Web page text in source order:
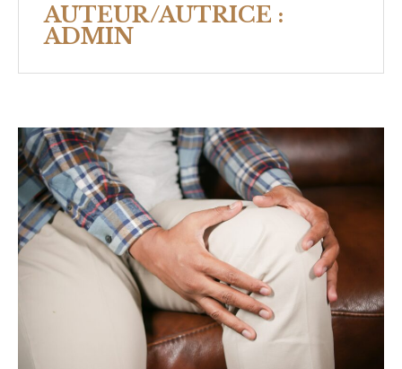
AUTEUR/AUTRICE :
ADMIN